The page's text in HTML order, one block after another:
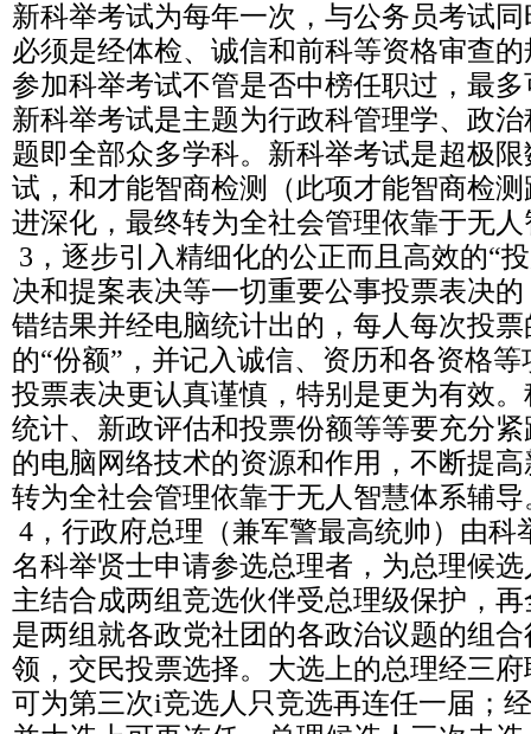
新科举考试为每年一次，与公务员考试
必须是经体检、诚信和前科等资格审查
参加科举考试不管是否中榜任职过，最
新科举考试是主题为行政科管理学、政
题即全部众多学科。新科举考试是超极
试，和才能智商检测（此项才能智商检
进深化，最终转为全社会管理依靠于无
3，逐步引入精细化的公正而且高效的“
决和提案表决等一切重要公事投票表决
错结果并经电脑统计出的，每人每次投
的“份额”，并记入诚信、资历和各资格
投票表决更认真谨慎，特别是更为有效
统计、新政评估和投票份额等等要充分
的电脑网络技术的资源和作用，不断提
转为全社会管理依靠于无人智慧体系辅导
4，行政府总理（兼军警最高统帅）由科
名科举贤士申请参选总理者，为总理候
主结合成两组竞选伙伴受总理级保护，
是两组就各政党社团的各政治议题的组
领，交民投票选择。大选上的总理经三
可为第三次i竞选人只竞选再连任一届；